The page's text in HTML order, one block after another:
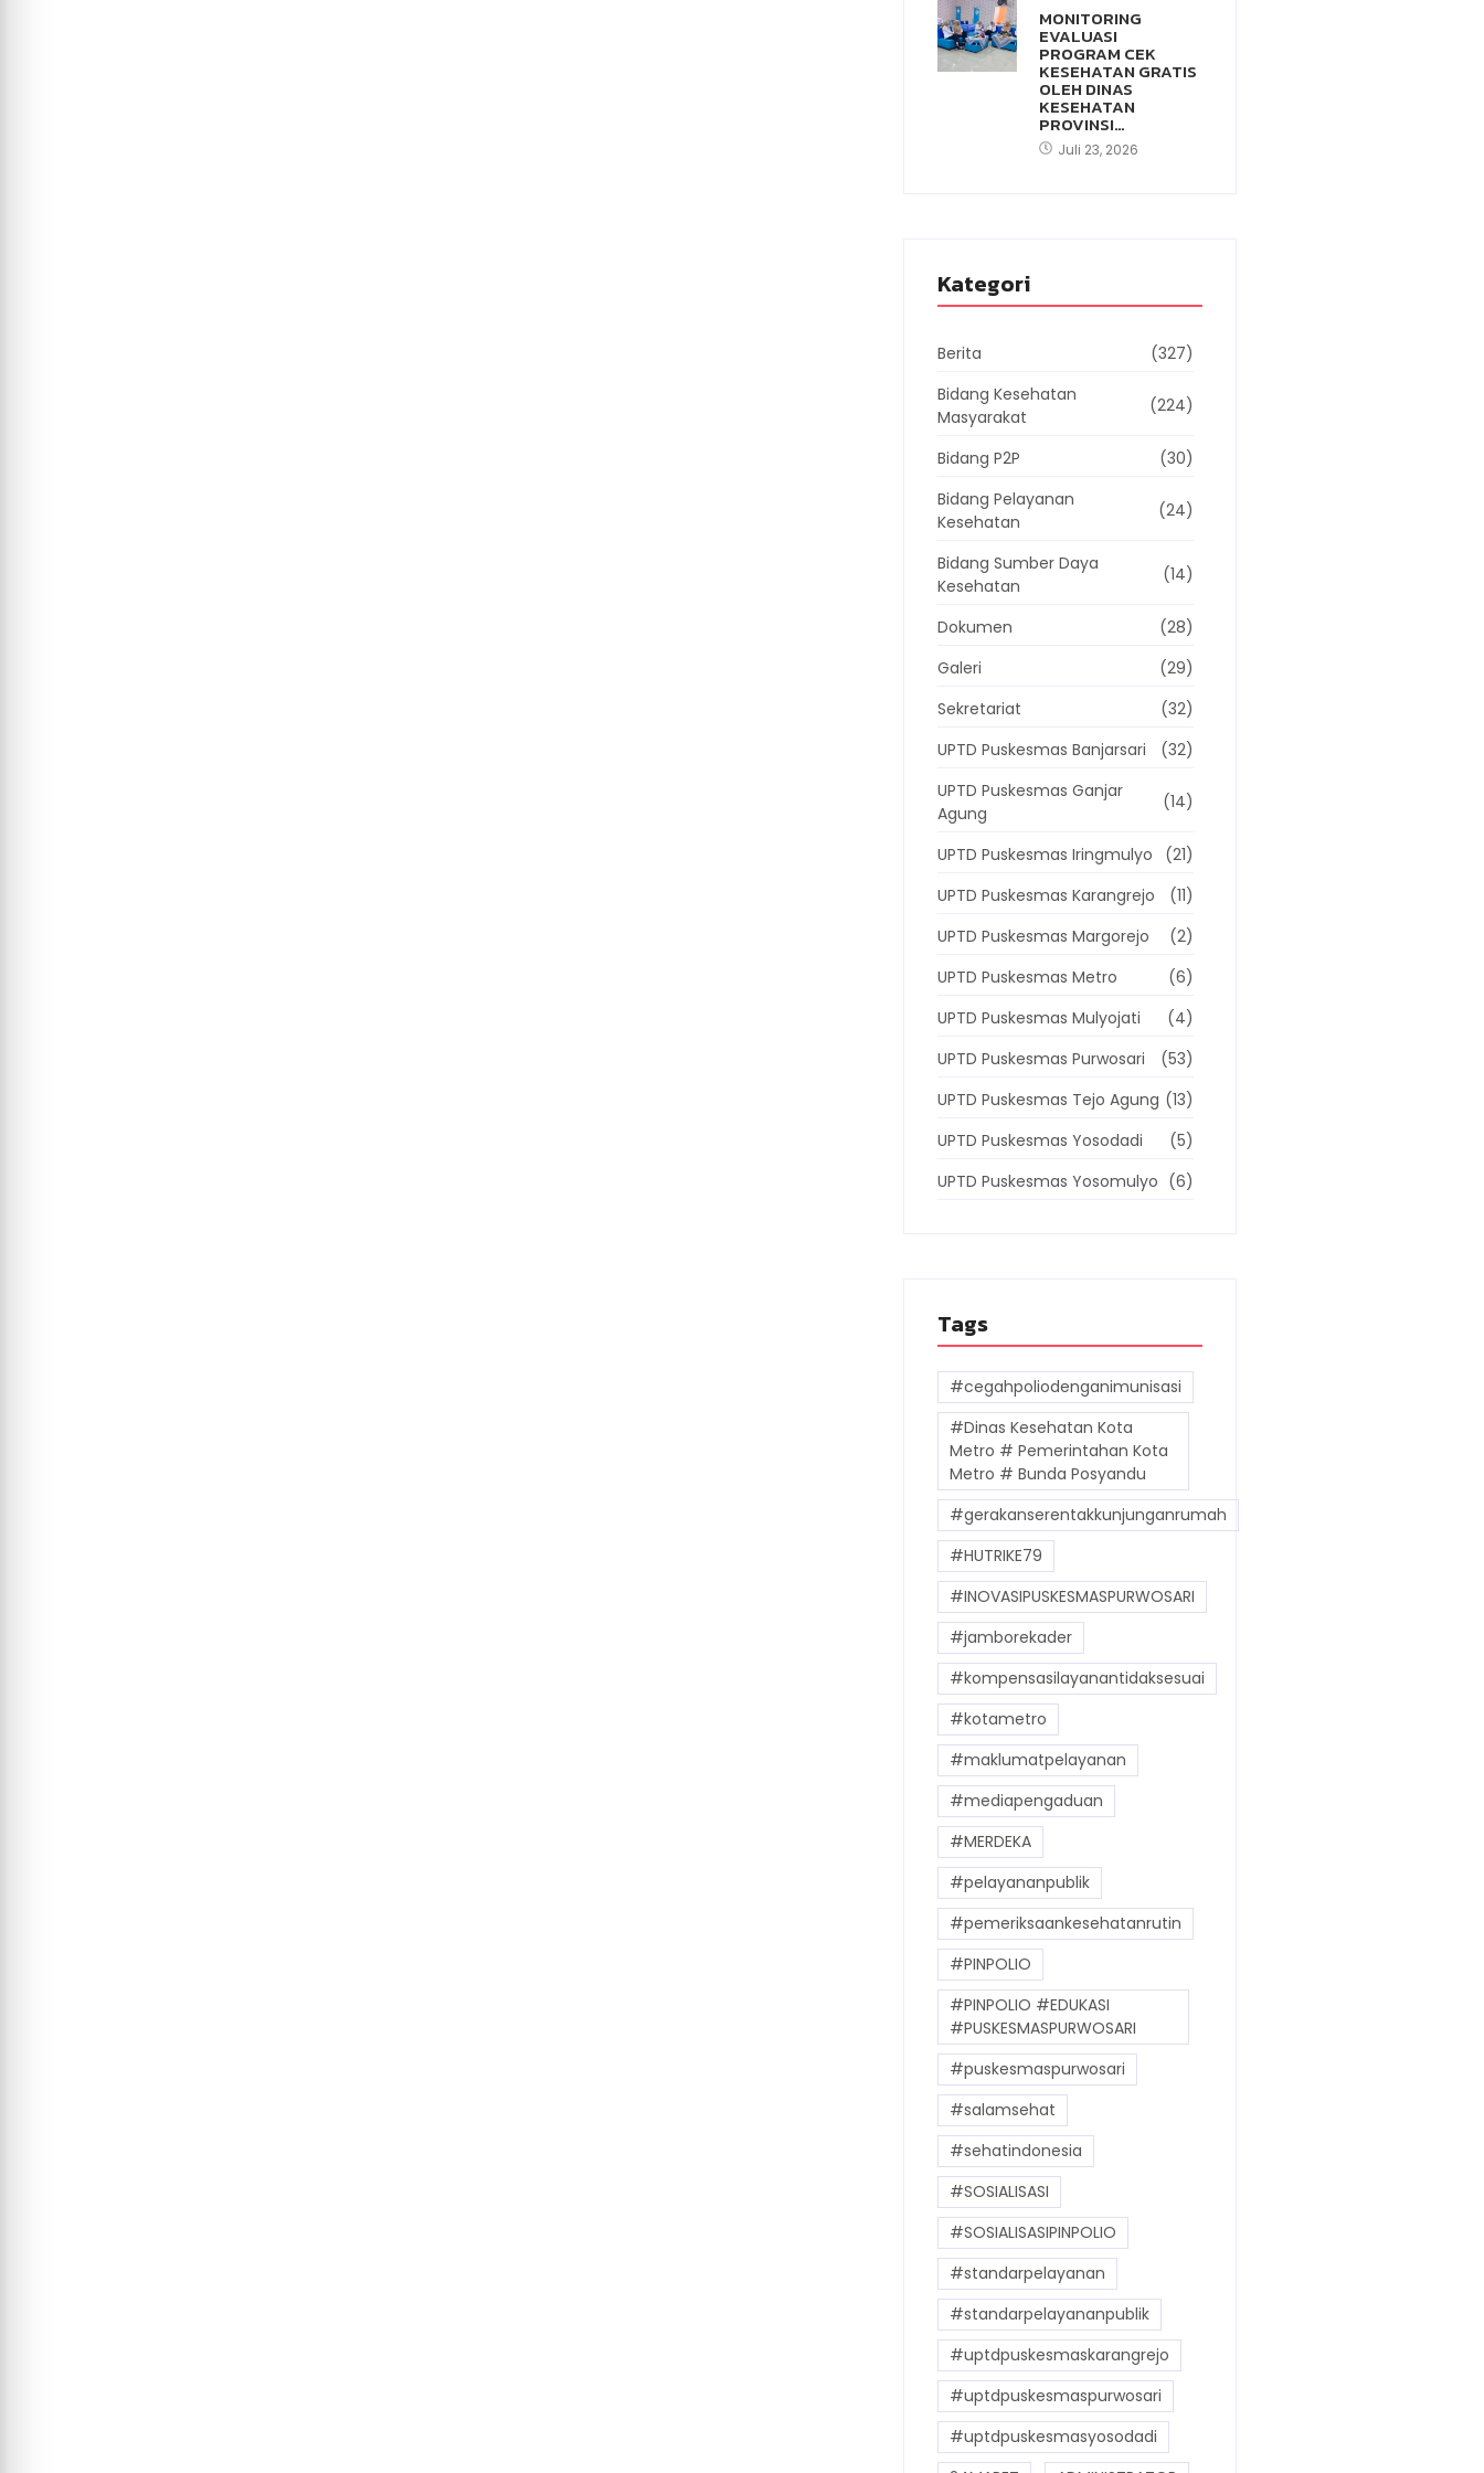
MONITORING
EVALUASI
PROGRAM CEK
KESEHATAN GRATIS
OLEH DINAS
KESEHATAN
PROVINSI…
Juli 23, 2026
Kategori
Berita
(327)
Bidang Kesehatan
Masyarakat
(224)
Bidang P2P
(30)
Bidang Pelayanan
Kesehatan
(24)
Bidang Sumber Daya
Kesehatan
(14)
Dokumen
(28)
Galeri
(29)
Sekretariat
(32)
UPTD Puskesmas Banjarsari
(32)
UPTD Puskesmas Ganjar
Agung
(14)
UPTD Puskesmas Iringmulyo
(21)
UPTD Puskesmas Karangrejo
(11)
UPTD Puskesmas Margorejo
(2)
UPTD Puskesmas Metro
(6)
UPTD Puskesmas Mulyojati
(4)
UPTD Puskesmas Purwosari
(53)
UPTD Puskesmas Tejo Agung (13)
UPTD Puskesmas Yosodadi
(5)
UPTD Puskesmas Yosomulyo (6)
Tags
#cegahpoliodenganimunisasi
#Dinas Kesehatan Kota
Metro # Pemerintahan Kota
Metro # Bunda Posyandu
#gerakanserentakkunjunganrumah
#HUTRIKE79
#INOVASIPUSKESMASPURWOSARI
#jamborekader
#kompensasilayanantidaksesuai
#kotametro
#maklumatpelayanan
#mediapengaduan
#MERDEKA
#pelayananpublik
#pemeriksaankesehatanrutin
#PINPOLIO
#PINPOLIO #EDUKASI
#PUSKESMASPURWOSARI
#puskesmaspurwosari
#salamsehat
#sehatindonesia
#SOSIALISASI
#SOSIALISASIPINPOLIO
#standarpelayanan
#standarpelayananpublik
#uptdpuskesmaskarangrejo
#uptdpuskesmaspurwosari
#uptdpuskesmasyosodadi